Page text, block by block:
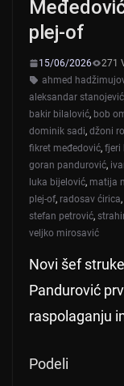
plej-of
15/06/2026
271
ahmed
aleksandar stanojević
bakir bilalović, bob
dominik sadi, džoni
fikret međedović, fjeri
goran pandurović,
luka bijelović, matija
plej-of, radosav ćirica,
stefan petrović,
veljko mirosavić
Novi šef
Pandurović
raspolaganju
Podeli